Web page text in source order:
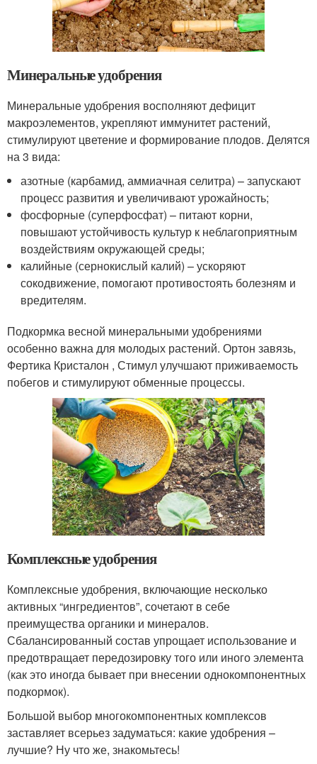
Минеральные удобрения
Минеральные удобрения восполняют дефицит
макроэлементов, укрепляют иммунитет растений,
стимулируют цветение и формирование плодов. Делятся
на 3 вида:
азотные (карбамид, аммиачная селитра) – запускают
процесс развития и увеличивают урожайность;
фосфорные (суперфосфат) – питают корни,
повышают устойчивость культур к неблагоприятным
воздействиям окружающей среды;
калийные (сернокислый калий) – ускоряют
сокодвижение, помогают противостоять болезням и
вредителям.
Подкормка весной минеральными удобрениями
особенно важна для молодых растений. Ортон завязь,
Фертика Кристалон , Стимул улучшают приживаемость
побегов и стимулируют обменные процессы.
Комплексные удобрения
Комплексные удобрения, включающие несколько
активных “ингредиентов”, сочетают в себе
преимущества органики и минералов.
Сбалансированный состав упрощает использование и
предотвращает передозировку того или иного элемента
(как это иногда бывает при внесении однокомпонентных
подкормок).
Большой выбор многокомпонентных комплексов
заставляет всерьез задуматься: какие удобрения –
лучшие? Ну что же, знакомьтесь!